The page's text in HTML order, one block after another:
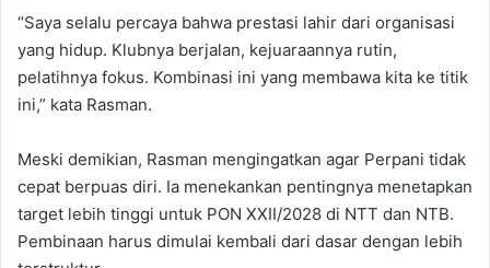
“Saya selalu percaya bahwa prestasi lahir dari organisasi
yang hidup. Klubnya berjalan, kejuaraannya rutin,
pelatihnya fokus. Kombinasi ini yang membawa kita ke titik
ini,” kata Rasman.
Meski demikian, Rasman mengingatkan agar Perpani tidak
cepat berpuas diri. Ia menekankan pentingnya menetapkan
target lebih tinggi untuk PON XXII/2028 di NTT dan NTB.
Pembinaan harus dimulai kembali dari dasar dengan lebih